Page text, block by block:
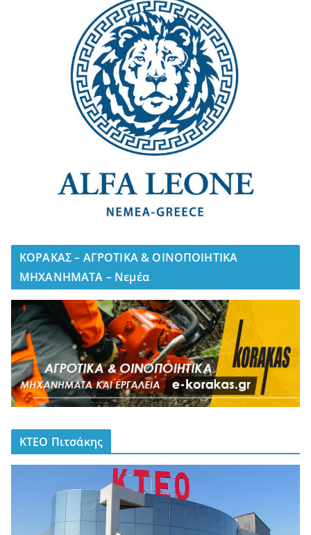
ΚΟΡΑΚΑΣ – ΑΓΡΟΤΙΚΑ & ΟΙΝΟΠΟΙΗΤΙΚΑ
ΜΗΧΑΝΗΜΑΤΑ – Νεμέα
ΚΤΕΟ Πιτσάκης